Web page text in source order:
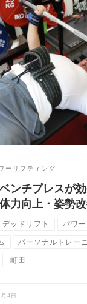
！パーソナルトレーニ
の一つであり、 […]
ーリフティング
ンチプレスが効
力向上・姿勢
デッドリフト パワ
パーソナルトレー
町田
4日